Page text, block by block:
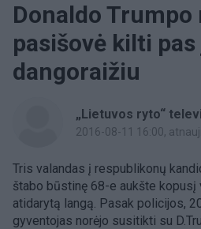
Donaldo Trumpo
pasišovė kilti pas
dangoraižiu
„Lietuvos ryto“
2016-08-11 16:00,
Tris valandas į respublikonų
štabo būstinę 68-e aukšte
atidarytą langą. Pasak policijos,
gyventojas norėjo susitikti su